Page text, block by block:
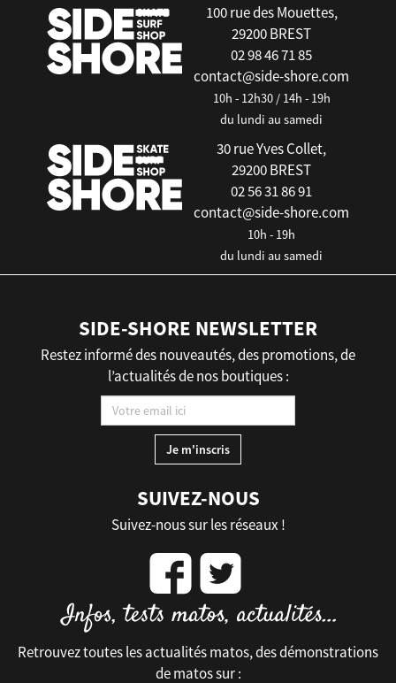
100 rue des Mouettes,
29200 BREST
02 98 46 71 85
contact@side-shore.com
10h - 12h30 / 14h - 19h
du lundi au samedi
30 rue Yves Collet,
29200 BREST
02 56 31 86 91
contact@side-shore.com
10h - 19h
du lundi au samedi
SIDE-SHORE NEWSLETTER
Restez informé des nouveautés, des promotions, de
l’actualités de nos boutiques :
SUIVEZ-NOUS
Suivez-nous sur les réseaux !
Retrouvez toutes les actualités matos, des démonstrations
de matos sur :